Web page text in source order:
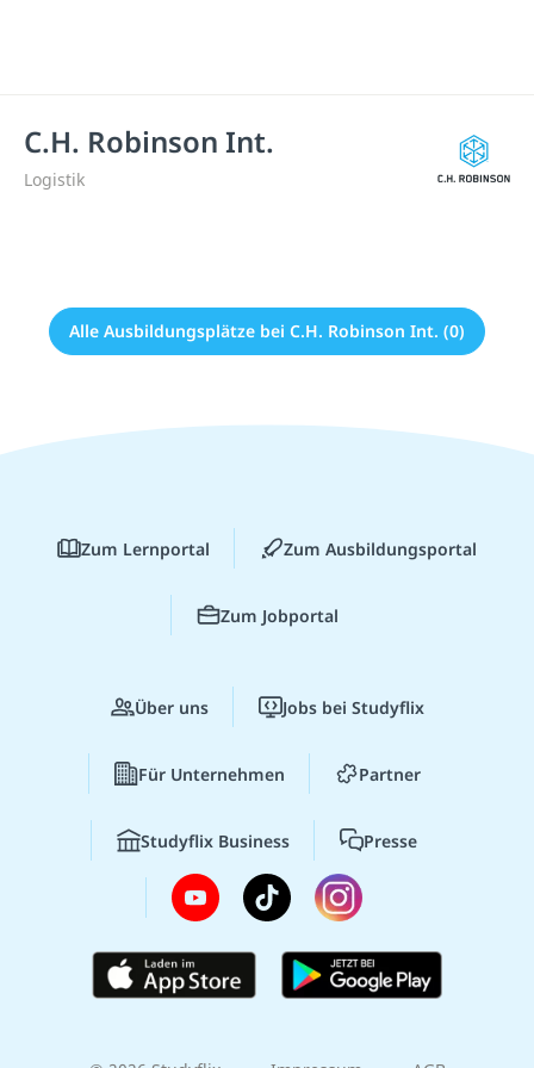
C.H. Robinson Int.
Logistik
Alle Ausbildungsplätze bei C.H. Robinson Int. (0)
Zum Lernportal Zum Ausbildungsportal
Zum Jobportal
Über uns Jobs bei Studyflix
Für Unternehmen Partner
Studyflix Business Presse